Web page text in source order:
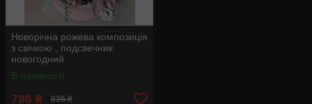
Новорічна рожева композиція
з свічкою , подсвечник
новогодний
В наявності
786 ₴ 836 ₴